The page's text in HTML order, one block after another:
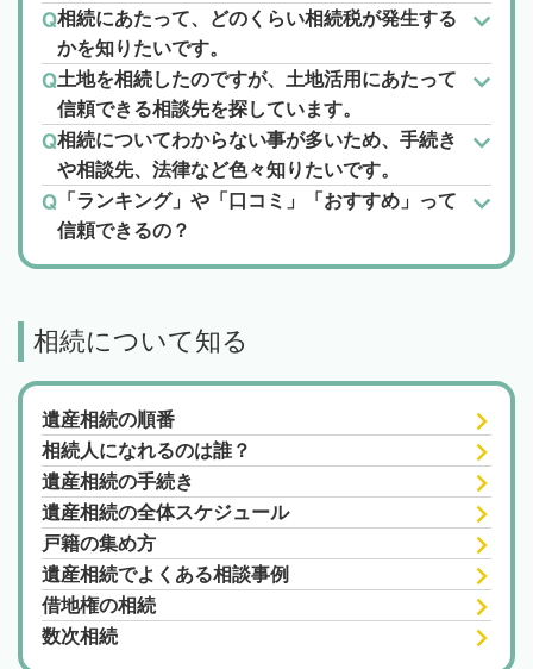
相続にあたって、どのくらい相続税が発生する
かを知りたいです。
土地を相続したのですが、土地活用にあたって
信頼できる相談先を探しています。
相続についてわからない事が多いため、手続き
や相談先、法律など色々知りたいです。
「ランキング」や「口コミ」「おすすめ」って
信頼できるの？
相続について知る
遺産相続の順番
相続人になれるのは誰？
遺産相続の手続き
遺産相続の全体スケジュール
戸籍の集め方
遺産相続でよくある相談事例
借地権の相続
数次相続